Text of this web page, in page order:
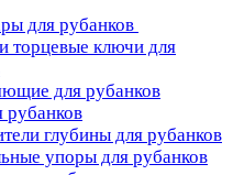
для рубанков
торцевые ключи для
для рубанков
глубины для рубанков
упоры для рубанков